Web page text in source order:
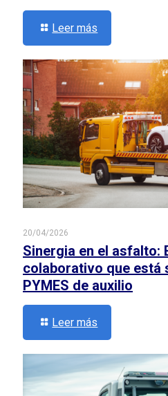
Leer más
20/04/2026
Sinergia en el asfalto:
colaborativo que está
PYMES de auxilio
Leer más